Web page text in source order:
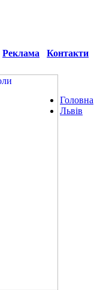
Реклама Контакти
Головна
Львів